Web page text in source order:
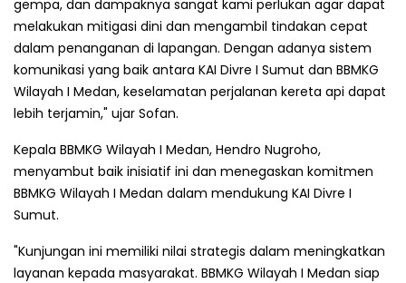
gempa, dan dampaknya sangat kami perlukan agar dapat
melakukan mitigasi dini dan mengambil tindakan cepat
dalam penanganan di lapangan. Dengan adanya sistem
komunikasi yang baik antara KAI Divre I Sumut dan BBMKG
Wilayah I Medan, keselamatan perjalanan kereta api dapat
lebih terjamin," ujar Sofan.
Kepala BBMKG Wilayah I Medan, Hendro Nugroho,
menyambut baik inisiatif ini dan menegaskan komitmen
BBMKG Wilayah I Medan dalam mendukung KAI Divre I
Sumut.
"Kunjungan ini memiliki nilai strategis dalam meningkatkan
layanan kepada masyarakat. BBMKG Wilayah I Medan siap